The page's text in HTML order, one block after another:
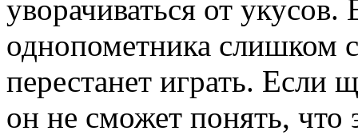
уворачиваться от
однопометника слишком
перестанет играть. Если
он не сможет понять, что